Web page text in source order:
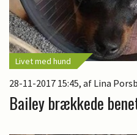
Livet med hund
28-11-2017 15:45, af Lina
Bailey brækkede